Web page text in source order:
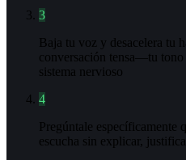
3
Baja tu voz y desacelera tu
conversación tensa—tu
sistema nervioso
4
Pregúntale específicamente
escucha sin explicar,